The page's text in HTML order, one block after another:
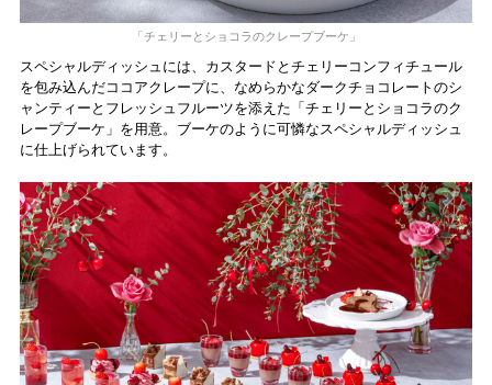
「チェリーとショコラのクレープブーケ」
スペシャルディッシュには、カスタードとチェリーコンフィチュール
を包み込んだココアクレープに、なめらかなダークチョコレートのシ
ャンティーとフレッシュフルーツを添えた「チェリーとショコラのク
レープブーケ」を用意。ブーケのように可憐なスペシャルディッシュ
に仕上げられています。